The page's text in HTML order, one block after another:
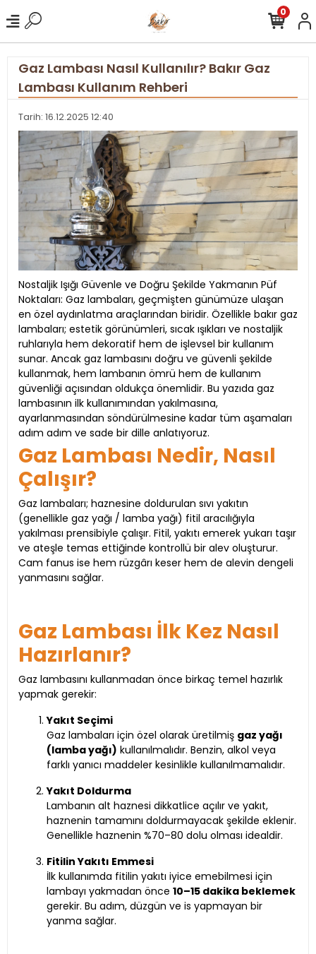
0
Gaz Lambası Nasıl Kullanılır? Bakır Gaz
Lambası Kullanım Rehberi
Tarih: 16.12.2025 12:40
Nostaljik Işığı Güvenle ve Doğru Şekilde Yakmanın Püf
Noktaları: Gaz lambaları, geçmişten günümüze ulaşan
en özel aydınlatma araçlarından biridir. Özellikle bakır gaz
lambaları; estetik görünümleri, sıcak ışıkları ve nostaljik
ruhlarıyla hem dekoratif hem de işlevsel bir kullanım
sunar. Ancak gaz lambasını doğru ve güvenli şekilde
kullanmak, hem lambanın ömrü hem de kullanım
güvenliği açısından oldukça önemlidir. Bu yazıda gaz
lambasının ilk kullanımından yakılmasına,
ayarlanmasından söndürülmesine kadar tüm aşamaları
adım adım ve sade bir dille anlatıyoruz.
Gaz Lambası Nedir, Nasıl
Çalışır?
Gaz lambaları; haznesine doldurulan sıvı yakıtın
(genellikle gaz yağı / lamba yağı) fitil aracılığıyla
yakılması prensibiyle çalışır. Fitil, yakıtı emerek yukarı taşır
ve ateşle temas ettiğinde kontrollü bir alev oluşturur.
Cam fanus ise hem rüzgârı keser hem de alevin dengeli
yanmasını sağlar.
Gaz Lambası İlk Kez Nasıl
Hazırlanır?
Gaz lambasını kullanmadan önce birkaç temel hazırlık
yapmak gerekir:
Yakıt Seçimi
Gaz lambaları için özel olarak üretilmiş gaz yağı
(lamba yağı) kullanılmalıdır. Benzin, alkol veya
farklı yanıcı maddeler kesinlikle kullanılmamalıdır.
Yakıt Doldurma
Lambanın alt haznesi dikkatlice açılır ve yakıt,
haznenin tamamını doldurmayacak şekilde eklenir.
Genellikle haznenin %70–80 dolu olması idealdir.
Fitilin Yakıtı Emmesi
İlk kullanımda fitilin yakıtı iyice emebilmesi için
lambayı yakmadan önce 10–15 dakika beklemek
gerekir. Bu adım, düzgün ve is yapmayan bir
yanma sağlar.